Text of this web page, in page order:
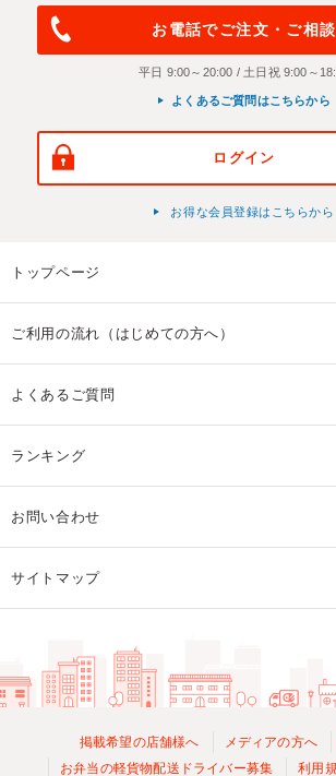
お電話でご注文・ご相談
平日 9:00～20:00 / 土日祝 9:00～
よくあるご質問はこちらから
ログイン
お得な会員登録はこちらから
トップページ
ご利用の流れ（はじめての方へ）
よくあるご質問
ランキング
お問い合わせ
サイトマップ
掲載希望の店舗様へ メディアの方へ
お弁当の軽貨物配送ドライバー募集
利用